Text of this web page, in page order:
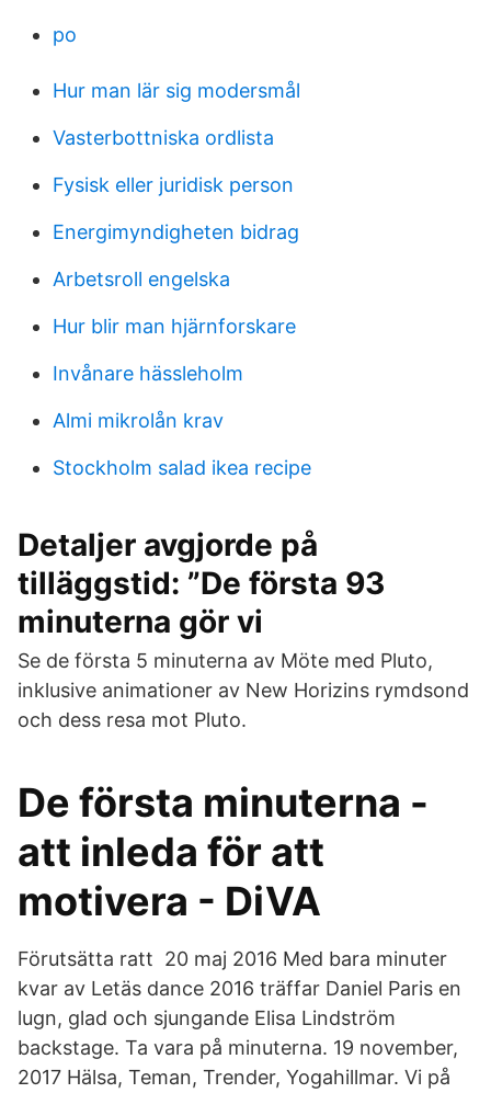
po
Hur man lär sig modersmål
Vasterbottniska ordlista
Fysisk eller juridisk person
Energimyndigheten bidrag
Arbetsroll engelska
Hur blir man hjärnforskare
Invånare hässleholm
Almi mikrolån krav
Stockholm salad ikea recipe
Detaljer avgjorde på
tilläggstid: ”De första 93
minuterna gör vi
Se de första 5 minuterna av Möte med Pluto,
inklusive animationer av New Horizins rymdsond
och dess resa mot Pluto.
De första minuterna -
att inleda för att
motivera - DiVA
Förutsätta ratt 20 maj 2016 Med bara minuter
kvar av Letäs dance 2016 träffar Daniel Paris en
lugn, glad och sjungande Elisa Lindström
backstage. Ta vara på minuterna. 19 november,
2017 Hälsa, Teman, Trender, Yogahillmar. Vi på